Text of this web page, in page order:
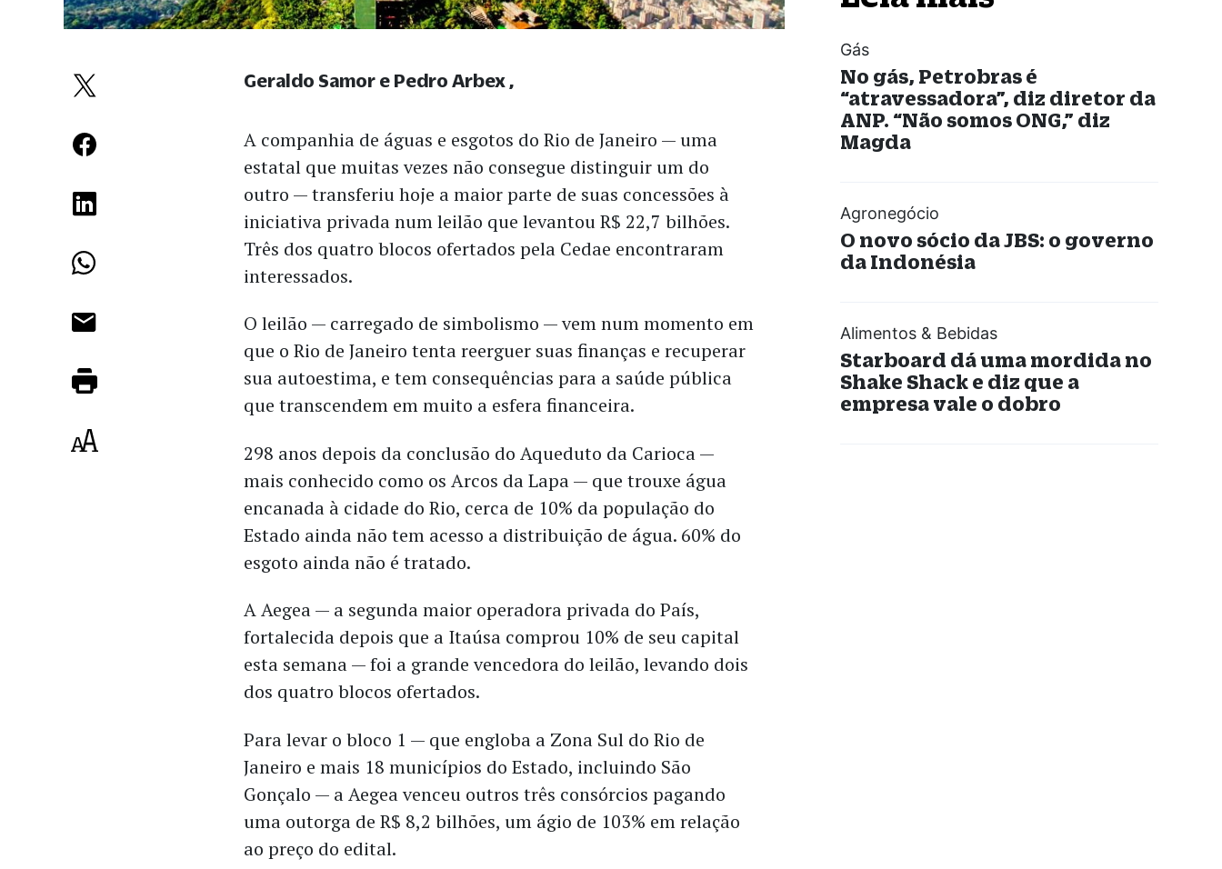
A companhia de águas e esgotos do Rio de Janeiro — uma
estatal que muitas vezes não consegue distinguir um do
outro — transferiu hoje a maior parte de suas concessões à
iniciativa privada num leilão que levantou R$ 22,7 bilhões.
Três dos quatro blocos ofertados pela Cedae encontraram
interessados.
O leilão — carregado de simbolismo — vem num momento em
que o Rio de Janeiro tenta reerguer suas finanças e recuperar
sua autoestima, e tem consequências para a saúde pública
que transcendem em muito a esfera financeira.
298 anos depois da conclusão do Aqueduto da Carioca —
mais conhecido como os Arcos da Lapa — que trouxe água
encanada à cidade do Rio, cerca de 10% da população do
Estado ainda não tem acesso a distribuição de água. 60% do
esgoto ainda não é tratado.
A Aegea — a segunda maior operadora privada do País,
fortalecida depois que a Itaúsa comprou 10% de seu capital
esta semana — foi a grande vencedora do leilão, levando dois
dos quatro blocos ofertados.
Para levar o bloco 1 — que engloba a Zona Sul do Rio de
Janeiro e mais 18 municípios do Estado, incluindo São
Gonçalo — a Aegea venceu outros três consórcios pagando
uma outorga de R$ 8,2 bilhões, um ágio de 103% em relação
ao preço do edital.
Geraldo Samor e Pedro Arbex
Gás
No gás, Petrobras é
“atravessadora”, diz diretor da
ANP. “Não somos ONG,” diz
Magda
Agronegócio
O novo sócio da JBS: o governo
da Indonésia
Alimentos & Bebidas
Starboard dá uma mordida no
Shake Shack e diz que a
empresa vale o dobro